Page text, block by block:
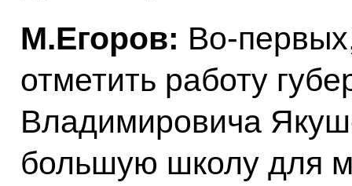
М.Егоров: Во-
отметить работу
Владимировича
большую школу для